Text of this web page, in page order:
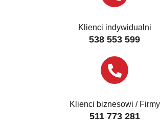
Klienci indywidualni
538 553 599
Klienci biznesowi / Firmy
511 773 281